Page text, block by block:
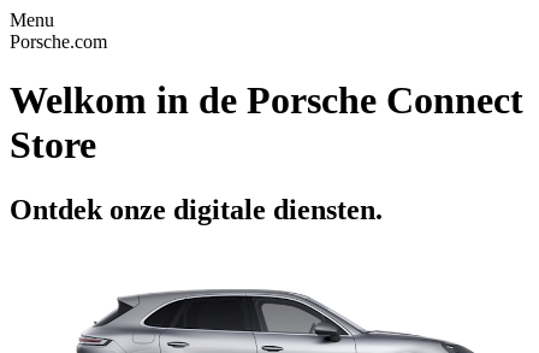
Menu
Porsche.com
Welkom in de Porsche Connect
Store
Ontdek onze digitale diensten.